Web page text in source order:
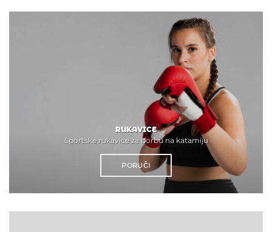
RUKAVICE
Sportske rukavice za borbu na katamiju
PORUČI